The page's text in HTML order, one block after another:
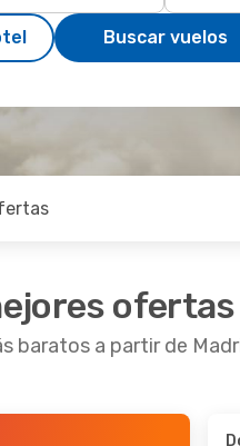
Buscar vuelos
ofertas
baratos a partir de